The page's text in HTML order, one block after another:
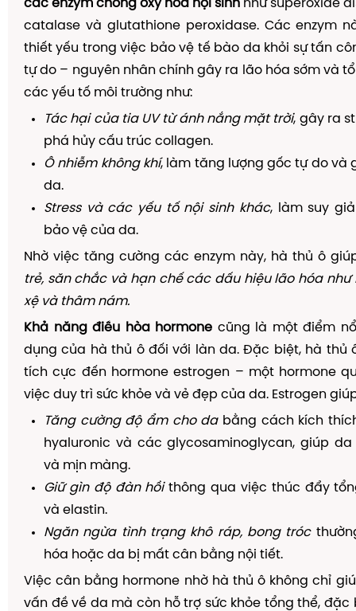
các enzym chống oxy hóa nội sinh như superoxide
catalase và glutathione peroxidase. Các enzym
thiết yếu trong việc bảo vệ tế bào da khỏi sự tấn
tự do – nguyên nhân chính gây ra lão hóa sớm và
các yếu tố môi trường như:
Tác hại của tia UV từ ánh nắng mặt trời, gây ra
phá hủy cấu trúc collagen.
Ô nhiễm không khí, làm tăng lượng gốc tự do và
da.
Stress và các yếu tố nội sinh khác, làm suy
bảo vệ của da.
Nhờ việc tăng cường các enzym này, hà thủ ô
trẻ, săn chắc và hạn chế các dấu hiệu lão hóa như
xệ và thâm nám.
Khả năng điều hòa hormone cũng là một điểm
dụng của hà thủ ô đối với làn da. Đặc biệt, hà thủ
tích cực đến hormone estrogen – một hormone
việc duy trì sức khỏe và vẻ đẹp của da. Estrogen
Tăng cường độ ẩm cho dabằng cách kích
hyaluronic và các glycosaminoglycan, giúp
và mịn màng.
Giữ gìn độ đàn hồithông qua việc thúc đẩy
và elastin.
Ngăn ngừa tình trạng khô ráp, bong tróc
hóa hoặc da bị mất cân bằng nội tiết.
Việc cân bằng hormone nhờ hà thủ ô không chỉ
vấn đề về da mà còn hỗ trợ sức khỏe tổng thể, đặc